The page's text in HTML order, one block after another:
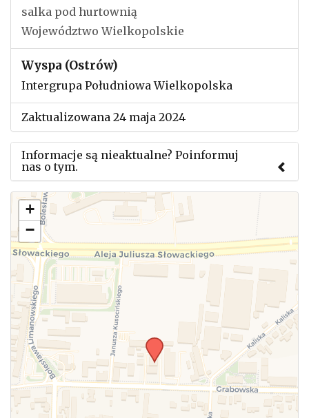
salka pod hurtownią
Województwo Wielkopolskie
Wyspa (Ostrów)
Intergrupa Południowa Wielkopolska
Zaktualizowana 24 maja 2024
Informacje są nieaktualne? Poinformuj
nas o tym.
Użyj tego formularza aby przesłać informację o
zmianach w powyższym mityngu.
+
−